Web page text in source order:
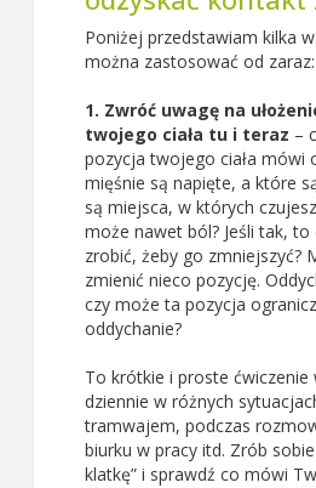
Poniżej przedstawiam kilka
można zastosować od zaraz:
1. Zwróć uwagę na
twojego ciała tu i teraz –
pozycja twojego ciała mówi
mięśnie są napięte, a które
są miejsca, w których
może nawet ból? Jeśli tak,
zrobić, żeby go zmniejszyć?
zmienić nieco pozycję.
czy może ta pozycja
oddychanie?
To krótkie i proste ćwiczenie
dziennie w różnych
tramwajem, podczas
biurku w pracy itd. Zrób
klatkę” i sprawdź co mówi